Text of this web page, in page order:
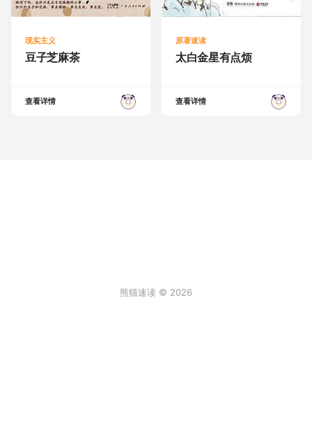
现实主义
豆子芝麻茶
查看详情
原著速读
太白金星有点烦
查看详情
熊猫速读 © 2026